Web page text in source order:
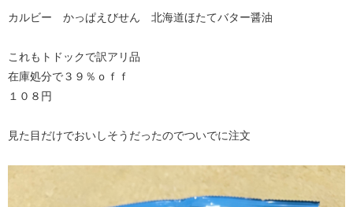
カルビー かっぱえびせん 北海道ほたてバター醤油
これもトドックで訳アリ品
在庫処分で３９％ｏｆｆ
１０８円
見た目だけでおいしそうだったのでついでに注文